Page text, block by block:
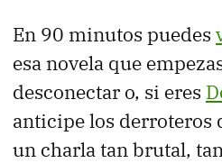
En 90 minutos puedes
esa novela que
desconectar o, si eres
anticipe los derroteros
un charla tan brutal,